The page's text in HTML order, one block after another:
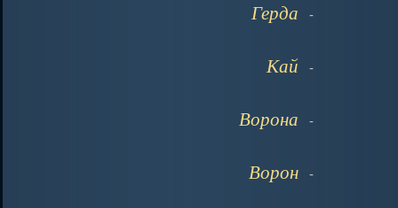
Герда -
Кай -
Ворона -
Ворон -